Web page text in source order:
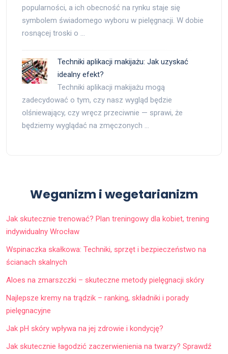
popularności, a ich obecność na rynku staje się
symbolem świadomego wyboru w pielęgnacji. W dobie
rosnącej troski o …
Techniki aplikacji makijażu: Jak uzyskać
idealny efekt?
Techniki aplikacji makijażu mogą
zadecydować o tym, czy nasz wygląd będzie
olśniewający, czy wręcz przeciwnie — sprawi, że
będziemy wyglądać na zmęczonych …
Weganizm i wegetarianizm
Jak skutecznie trenować? Plan treningowy dla kobiet, trening
indywidualny Wrocław
Wspinaczka skałkowa: Techniki, sprzęt i bezpieczeństwo na
ścianach skalnych
Aloes na zmarszczki – skuteczne metody pielęgnacji skóry
Najlepsze kremy na trądzik – ranking, składniki i porady
pielęgnacyjne
Jak pH skóry wpływa na jej zdrowie i kondycję?
Jak skutecznie łagodzić zaczerwienienia na twarzy? Sprawdź